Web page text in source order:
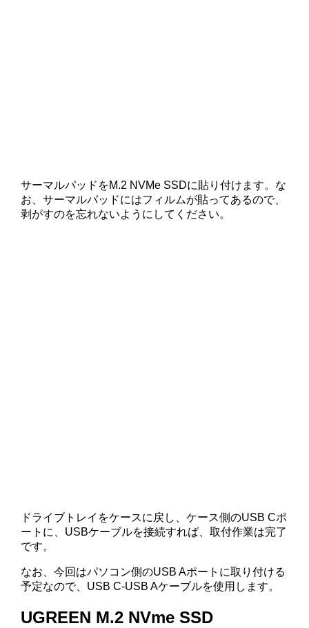
サーマルパッドをM.2 NVMe SSDに貼り付けます。な
お、サーマルパッドにはフィルムが貼ってあるので、
剥がすのを忘れないようにしてください。
ドライブトレイをケースに戻し、ケース側のUSB Cポ
ートに、USBケーブルを接続すれば、取付作業は完了
です。
なお、今回はパソコン側のUSB Aポートに取り付ける
予定なので、USB C-USB Aケーブルを使用します。
UGREEN M.2 NVme SSD